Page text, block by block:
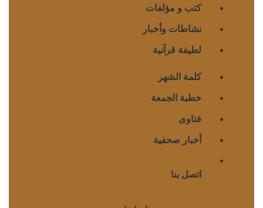
كتب و مؤلفات
نشاطات وأخبار
لطيفة قرآنية
كلمة الشهر
خطبة الجمعة
فتاوى
أخبار صحفية
اتصل بنا